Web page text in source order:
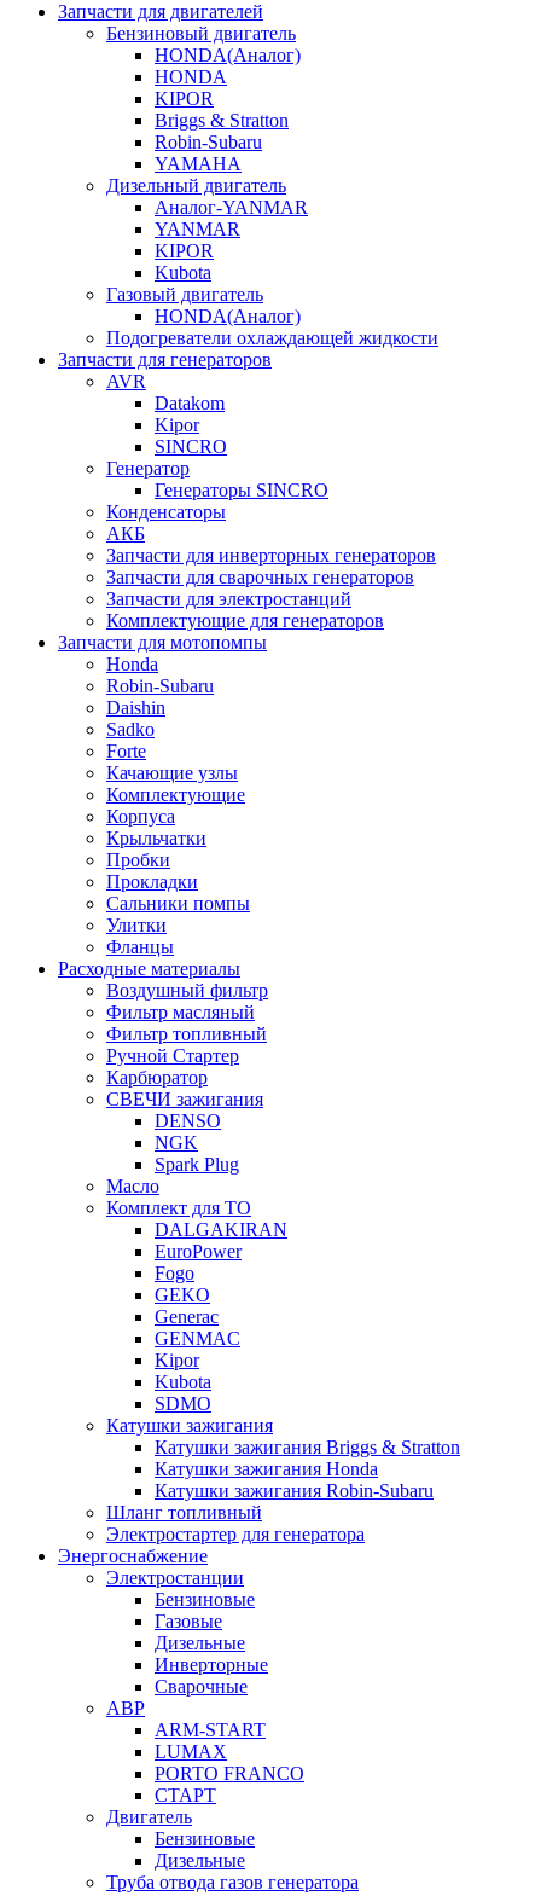
Запчасти для двигателей
Бензиновый двигатель
HONDA(Aналог)
HONDA
KIPOR
Briggs & Stratton
Robin-Subaru
YAMAHA
Дизельный двигатель
Аналог-YANMAR
YANMAR
KIPOR
Kubota
Газовый двигатель
HONDA(Aналог)
Подогреватели охлаждающей жидкости
Запчасти для генераторов
AVR
Datakom
Kipor
SINCRO
Генератор
Генераторы SINCRO
Конденсаторы
АКБ
Запчасти для инверторных генераторов
Запчасти для сварочных генераторов
Запчасти для электростанций
Комплектующие для генераторов
Запчасти для мотопомпы
Honda
Robin-Subaru
Daishin
Sadko
Forte
Качающие узлы
Комплектующие
Корпуса
Крыльчатки
Пробки
Прокладки
Сальники помпы
Улитки
Фланцы
Расходные материалы
Воздушный фильтр
Фильтр масляный
Фильтр топливный
Ручной Стартер
Карбюратор
СВЕЧИ зажигания
DENSO
NGK
Spark Plug
Масло
Комплект для ТО
DALGAKIRAN
EuroPower
Fogo
GEKO
Generac
GENMAC
Kipor
Kubota
SDMO
Катушки зажигания
Катушки зажигания Briggs & Stratton
Катушки зажигания Honda
Катушки зажигания Robin-Subaru
Шланг топливный
Электростартер для генератора
Энергоснабжение
Электростанции
Бензиновые
Газовые
Дизельные
Инверторные
Сварочные
АВР
ARM-START
LUMAX
PORTO FRANCO
СТАРТ
Двигатель
Бензиновые
Дизельные
Труба отвода газов генератора